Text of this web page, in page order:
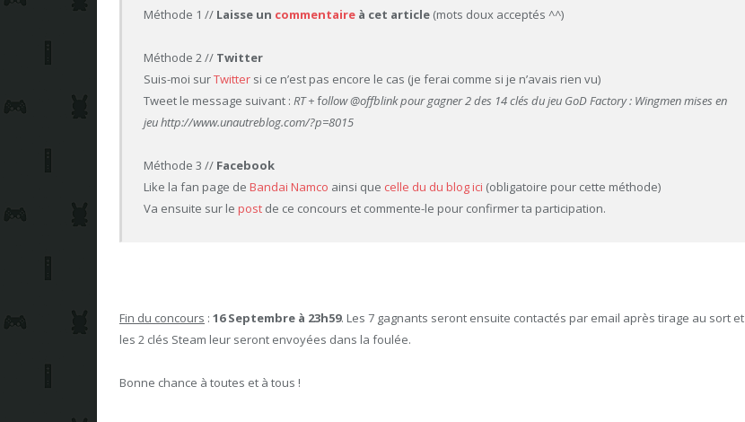
Méthode 1 // Laisse un commentaire à cet article (mots doux acceptés ^^)
Méthode 2 // Twitter
Suis-moi surTwitter si ce n’est pas encore le cas (je ferai comme si je n’avais rien vu)
Tweet le message suivant :RT +follow @offblink pour gagner 2 des 14 clés du jeu GoD Factory : Wingmen mises en
jeu http://www.unautreblog.com/?p=8015
Méthode 3 // Facebook
Like la fan page deBandai Namco ainsi que celle du du blog ici (obligatoire pour cette méthode)
Va ensuite sur lepost de ce concours et commente-le pour confirmer ta participation.
Fin du concours : 16 Septembre à 23h59. Les 7 gagnants seront ensuite contactés par email après tirage au sort et
les 2 clés Steam leur seront envoyées dans la foulée.
Bonne chance à toutes et à tous !